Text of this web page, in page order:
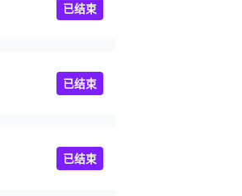
已结束
已结束
已结束